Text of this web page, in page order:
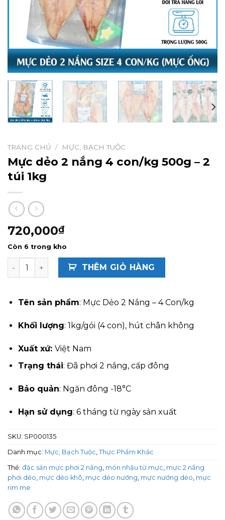
TRANG CHỦ / MỰC, BẠCH TUỘC
Mực dẻo 2 nắng 4 con/kg 500g – 2
túi 1kg
720,000₫
Còn 6 trong kho
Mực dẻo 2 nắng 4 con/kg 500g - 2 túi 1kg số lượng
THÊM GIỎ HÀNG
Tên sản phẩm: Mực Dẻo 2 Nắng – 4 Con/kg
Khối lượng: 1kg/gói (4 con), hút chân không
Xuất xứ: Việt Nam
Trạng thái: Đã phơi 2 nắng, cấp đông
Bảo quản: Ngăn đông -18°C
Hạn sử dụng: 6 tháng từ ngày sản xuất
SKU: SP000135
Danh mục: Mực, Bạch Tuộc Thực Phẩm Khác
Thẻ: đặc sản mực phơi 2 nắng món nhậu từ mực mực 2 nắng
phơi dẻo mực dẻo khô mực dẻo nướng mực nướng dẻo mực
rim me